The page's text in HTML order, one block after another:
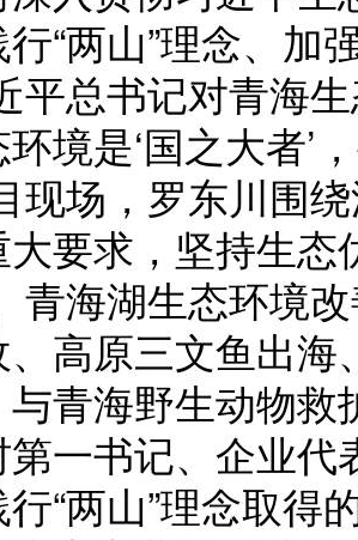
“两山”理念、加
总书记对青海生
境是‘国之大者’
现场，罗东川围
要求，坚持生态
青海湖生态环境
高原三文鱼出
青海野生动物
第一书记、企业
“两山”理念取得